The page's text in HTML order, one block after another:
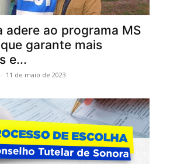
adere ao programa MS
garante mais
e...
- 11 de maio de 2023